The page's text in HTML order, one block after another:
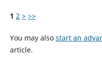
1 2 > >>
You may also start an
article.